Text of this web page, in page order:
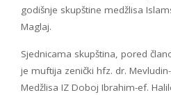
godišnje skupštine medžlisa
Maglaj.
Sjednicama skupština, pored
je muftija zenički hfz. dr.
Medžlisa IZ Doboj Ibrahim-ef.